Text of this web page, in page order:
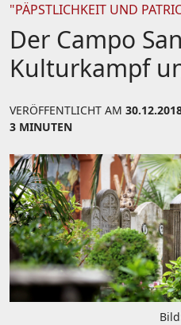
"PÄPSTLICHKEIT UND
Der Campo
Kulturkampf
VERÖFFENTLICHT AM
3 MINUTEN